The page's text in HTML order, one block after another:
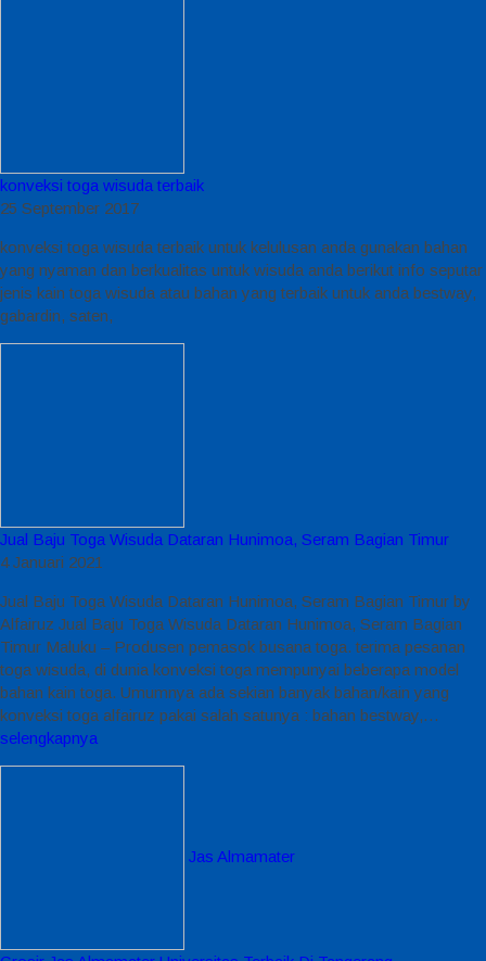
konveksi toga wisuda terbaik
25 September 2017
konveksi toga wisuda terbaik untuk kelulusan anda gunakan bahan
yang nyaman dan berkualitas untuk wisuda anda berikut info seputar
jenis kain toga wisuda atau bahan yang terbaik untuk anda bestway,
gabardin, saten,
Jual Baju Toga Wisuda Dataran Hunimoa, Seram Bagian Timur
4 Januari 2021
Jual Baju Toga Wisuda Dataran Hunimoa, Seram Bagian Timur by
Alfairuz Jual Baju Toga Wisuda Dataran Hunimoa, Seram Bagian
Timur Maluku – Produsen pemasok busana toga. terima pesanan
toga wisuda, di dunia konveksi toga mempunyai beberapa model
bahan kain toga. Umumnya ada sekian banyak bahan/kain yang
konveksi toga alfairuz pakai salah satunya : bahan bestway,…
selengkapnya
Jas Almamater